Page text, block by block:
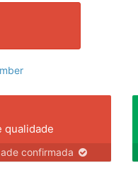
qualidade
confirmada